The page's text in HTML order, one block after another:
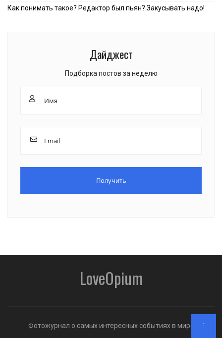
Как понимать такое? Редактор был пьян? Закусывать надо!
Дайджест
Подборка постов за неделю
LoveOpium
Фотожурнал о самых интересных событиях в мире ↑